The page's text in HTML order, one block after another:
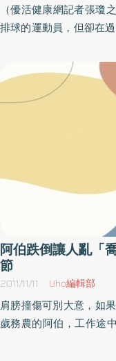
（優活健康網記者張瓊
排球的運動員，但卻在
疼痛及無力感就會跟著
連運動也無法進行，直
囊修補手術，目前恢復
當心 關節恐提早老化
的肩盂唇撕裂大部分不
每脫臼一次，肩關節就
節軟骨的磨損，使關節
了上述的受傷外，旋
後，就不容易癒合，
早開始進行復健在治
療肩韌帶及肌腱修補，
會犧牲正常的組織，進
疼痛、關節囊發炎及纖
間拉長。相對於傳統的
小、疼痛少，且病人接
療的時程，讓受傷的肩
阿伯跌倒讓人亂「
節
2011/11/11 Uho編輯部
肩膀撞傷可別大意，如
歲務農的阿伯，工作途